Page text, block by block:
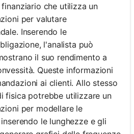
che utilizza un
per valutare
Inserendo le
l'analista può
il suo rendimento a
Queste informazioni
ai clienti. Allo stesso
fisica potrebbe utilizzare un
per modellare le
le lunghezze e gli